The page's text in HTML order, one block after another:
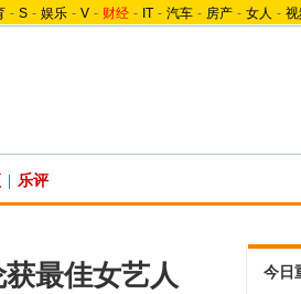
- S - 娱乐 - V - 财经 - IT - 汽车 - 房产 - 女人 -
乐评
最佳女艺人 今日